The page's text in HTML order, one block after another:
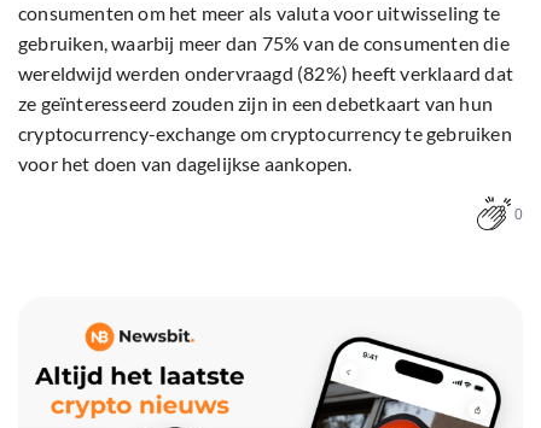
consumenten om het meer als valuta voor uitwisseling te
gebruiken, waarbij meer dan 75% van de consumenten die
wereldwijd werden ondervraagd (82%) heeft verklaard dat
ze geïnteresseerd zouden zijn in een debetkaart van hun
cryptocurrency-exchange om cryptocurrency te gebruiken
voor het doen van dagelijkse aankopen.
0